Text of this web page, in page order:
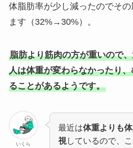
体脂肪率が少し減ったのでそ
ます（32%→30%）。
脂肪より筋肉の方が重いので
人は体重が変わらなかったり
ることがあるようです。
いくら
最近は体重よりも
視しているので、